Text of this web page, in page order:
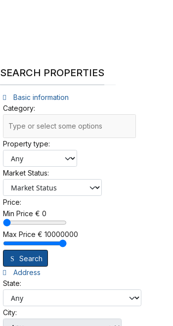
SEARCH PROPERTIES
Basic information
Category:
Property type:
Market Status:
Price:
Min Price € 0
Max Price € 10000000
Search
Address
State:
City: